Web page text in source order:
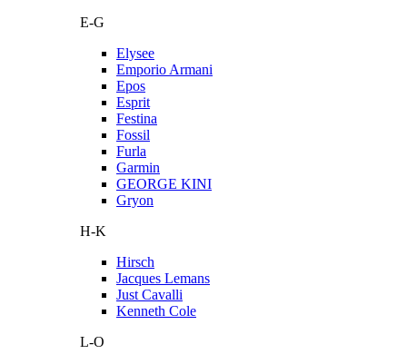
E-G
Elysee
Emporio Armani
Epos
Esprit
Festina
Fossil
Furla
Garmin
GEORGE KINI
Gryon
H-K
Hirsch
Jacques Lemans
Just Cavalli
Kenneth Cole
L-O